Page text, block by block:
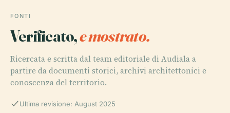
FONTI
Verificato,e mostrato.
Ricercata e scritta dal team editoriale di Audiala a
partire da documenti storici, archivi architettonici e
conoscenza del territorio.
Ultima revisione: August 2025